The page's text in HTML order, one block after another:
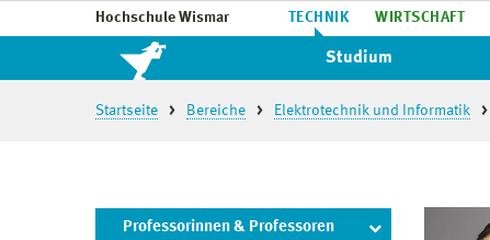
Hochschule Wismar TECHNIK WIRTSCHAFT
Studium
Startseite Bereiche Elektrotechnik und Informatik
Professorinnen & Professoren